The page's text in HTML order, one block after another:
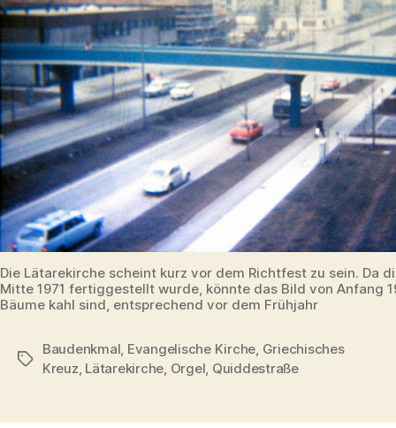
Die Lätarekirche scheint kurz vor dem Richtfest zu sein. Da
Mitte 1971 fertiggestellt wurde, könnte das Bild von Anfang
Bäume kahl sind, entsprechend vor dem Frühjahr
Schlagwörter
Baudenkmal Evangelische Kirche Griechisches
Kreuz Lätarekirche Orgel Quiddestraße